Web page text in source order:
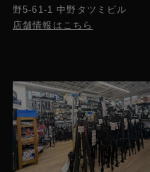
野5-61-1 中野タツミビル
店舗情報はこちら